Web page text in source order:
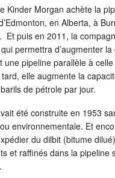
Kinder Morgan achète la
en Alberta, à
Et puis en 2011, la
permettra d’augmenter
une pipeline parallèle à celle
elle augmente la
de pétrole par jour.
été construite en 1953
environnementale. Et
du dilbit (bitume
et raffinés dans la pipeline